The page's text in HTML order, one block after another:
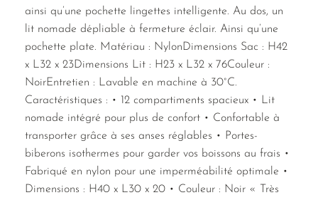
ainsi qu’une pochette lingettes intelligente. Au dos, un
lit nomade dépliable à fermeture éclair. Ainsi qu’une
pochette plate. Matériau : NylonDimensions Sac : H42
x L32 x 23Dimensions Lit : H23 x L32 x 76Couleur :
NoirEntretien : Lavable en machine à 30°C.
Caractéristiques : • 12 compartiments spacieux • Lit
nomade intégré pour plus de confort • Confortable à
transporter grâce à ses anses réglables • Portes-
biberons isothermes pour garder vos boissons au frais •
Fabriqué en nylon pour une imperméabilité optimale •
Dimensions : H40 x L30 x 20 • Couleur : Noir « Très